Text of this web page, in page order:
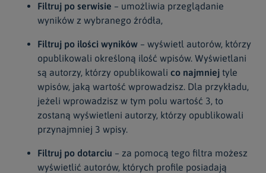
Filtruj po serwisie – umożliwia przeglądanie
wyników z wybranego źródła,
Filtruj po ilości wyników – wyświetl autorów, którzy
opublikowali określoną ilość wpisów. Wyświetlani
są autorzy, którzy opublikowali co najmniej tyle
wpisów, jaką wartość wprowadzisz. Dla przykładu,
jeżeli wprowadzisz w tym polu wartość 3, to
zostaną wyświetleni autorzy, którzy opublikowali
przynajmniej 3 wpisy.
Filtruj po dotarciu – za pomocą tego filtra możesz
wyświetlić autorów, których profile posiadają